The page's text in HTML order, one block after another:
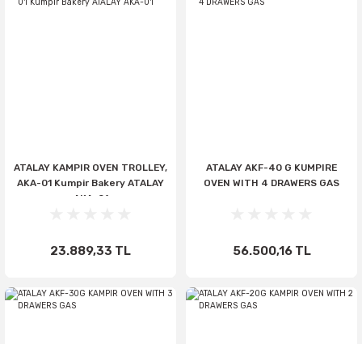
ATALAY KAMPIR OVEN TROLLEY,
AKA-01 Kumpir Bakery ATALAY
AKA-01
23.889,33 TL
ATALAY AKF-40 G KUMPIRE
OVEN WITH 4 DRAWERS GAS
56.500,16 TL